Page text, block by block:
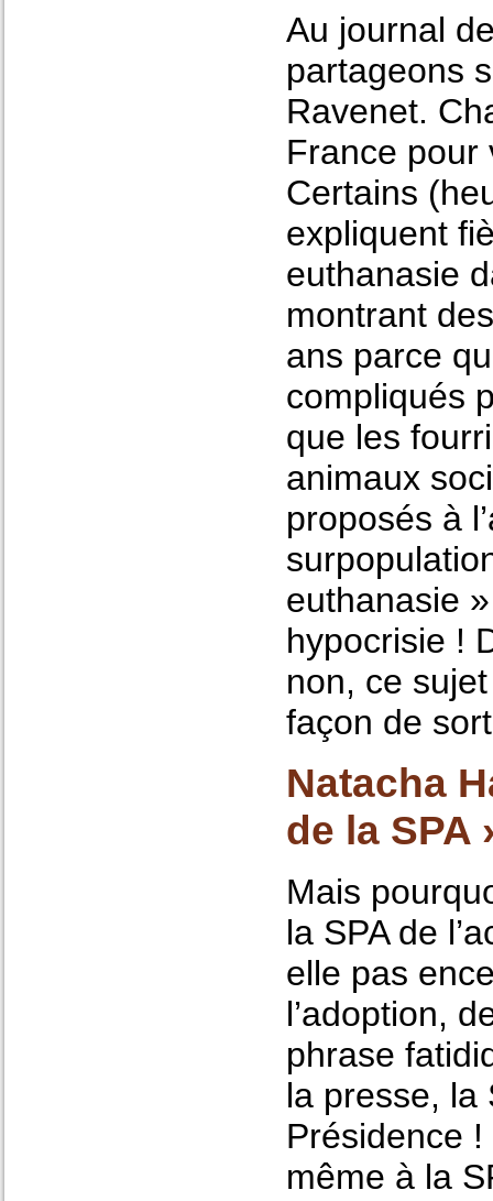
Au journal
partageons
Ravenet.
France pour
Certains
expliquent
euthanasie
montrant
ans parce
compliqués
que les
animaux
proposés à
euthanasie
hypocrisie !
non, ce
façon de
Natacha
de la SPA
Mais
la SPA de
elle pas
l’adoption,
phrase
la presse, la
Présidence
même à la